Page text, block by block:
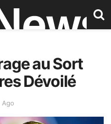
au Sort
Dévoilé
Ago